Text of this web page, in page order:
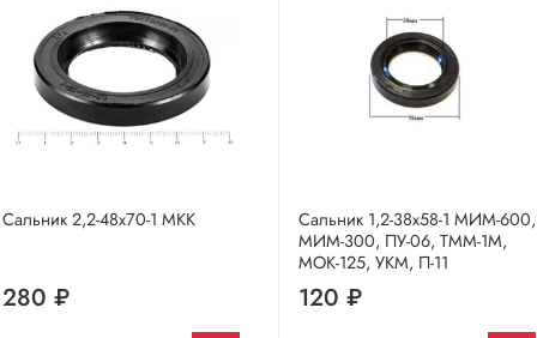
Сальник 2,2-48х70-1 МКК
280 ₽
Сальник 1,2-38х58-1 МИМ-600,
МИМ-300, ПУ-06, ТММ-1М,
МОК-125, УКМ, П-11
120 ₽